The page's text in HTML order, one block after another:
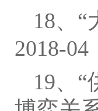
18、
2018-
19、